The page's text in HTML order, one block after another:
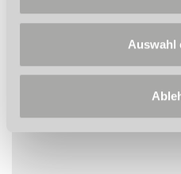
Auswahl
Auf diesen Artikel
Stürmer Garantie bei
und Österreich